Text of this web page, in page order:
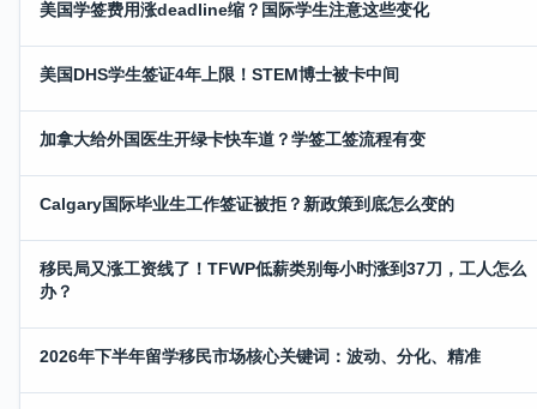
美国学签费用涨deadline缩？国际学生注意这些变化
美国DHS学生签证4年上限！STEM博士被卡中间
加拿大给外国医生开绿卡快车道？学签工签流程有变
Calgary国际毕业生工作签证被拒？新政策到底怎么变的
移民局又涨工资线了！TFWP低薪类别每小时涨到37刀，工人怎么
办？
2026年下半年留学移民市场核心关键词：波动、分化、精准